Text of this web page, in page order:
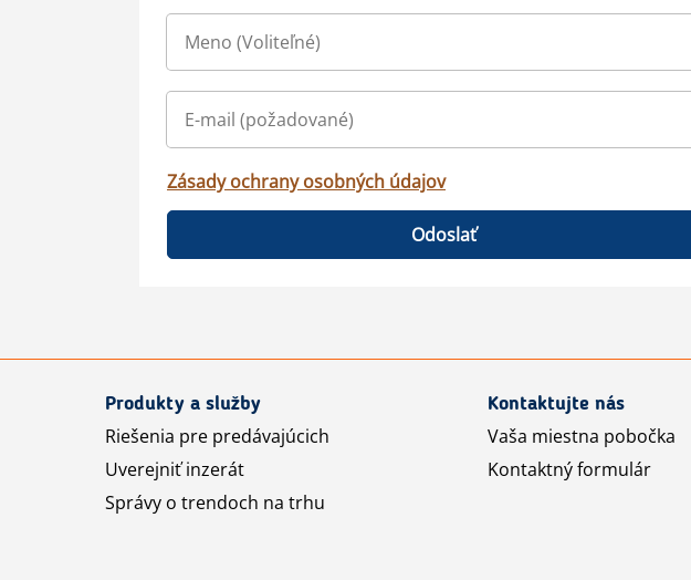
Zásady ochrany osobných údajov
Odoslať
Produkty a služby
Riešenia pre predávajúcich
Uverejniť inzerát
Správy o trendoch na trhu
Kontaktujte nás
Vaša miestna pobočka
Kontaktný formulár